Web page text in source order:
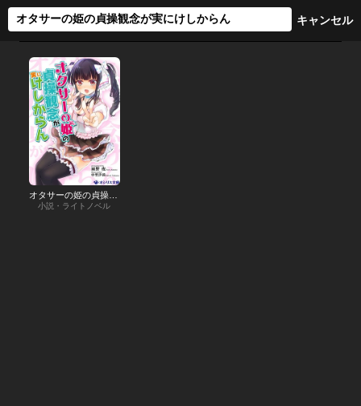
オタサーの姫の貞操観念が実にけしからん
小説・ライトノベル